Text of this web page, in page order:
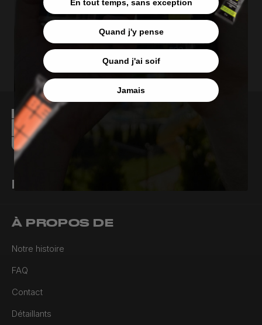
confidentialité.
Élève-toi naturellement.
À PROPOS DE
Notre histoire
FAQ
Contact
Détaillants
En tout temps, sans exception
Quand j'y pense
Quand j'ai soif
Jamais